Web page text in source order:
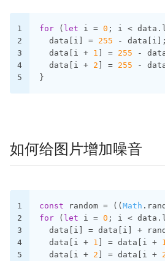
1
2
3
4
5
for ( let i = 0 ; i <
  data[i] =
255 -
  data[i +
1 ] = 255 -
  data[i +
2 ] = 255 -
}
如何给图片增加噪音
1
2
3
4
5
const random = ((Math
for ( let i = 0 ; i <
data[i] = data[i] +
  data[i +
1 ] = data[i + 1
  data[i +
2 ] = data[i +